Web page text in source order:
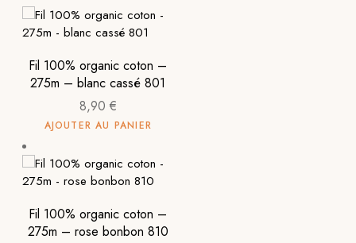
Fil 100% organic coton –
275m – blanc cassé 801
8,90 €
AJOUTER AU PANIER
Fil 100% organic coton –
275m – rose bonbon 810